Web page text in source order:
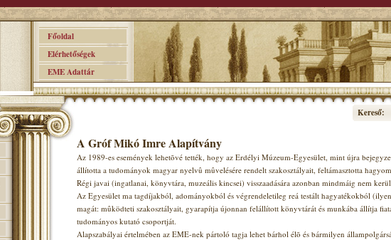
Főoldal
Elérhetőségek
EME Adattár
Kereső:
A Gróf Mikó Imre Alapítvány
Az 1989-es események lehetõvé tették, hogy az Erdélyi Múzeum-Egyesület, mint újra
állította a tudományok magyar nyelvû mûvelésére rendelt szakosztályait, feltámasztotta
Régi javai (ingatlanai, könyvtára, muzeális kincsei) visszaadására azonban mindmáig nem
Az Egyesület ma tagdíjakból, adományokból és végrendeletileg reá testált hagyatékokból
magát: mûködteti szakosztályait, gyarapítja újonnan felállított könyvtárát és munkába állítja
tudományos kutató csoportját.
Alapszabályai értelmében az EME-nek pártoló tagja lehet bárhol élõ és bármilyen